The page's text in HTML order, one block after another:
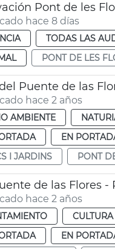
Pont de les
hace 8 días
TODAS LAS
PONT DE LES
Puente de las
hace 2 años
AMBIENTE
EN
I JARDINS
PONT
de las Flores
hace 2 años
EN